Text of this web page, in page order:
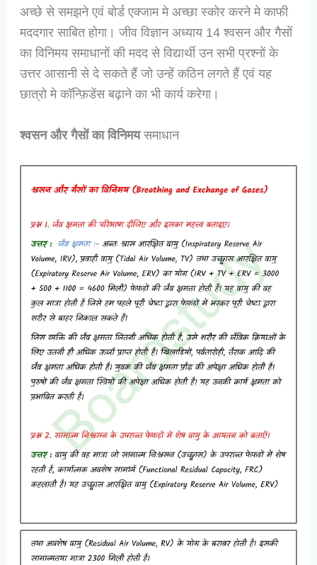
अच्छे से समझने एवं बोर्ड एक्जाम मे अच्छा स्कोर करने मे काफी
मददगार साबित होगा। जीव विज्ञान अध्याय 14 श्वसन और गैसों
का विनिमय समाधानों की मदद से विद्यार्थी उन सभी प्रश्नों के
उत्तर आसानी से दे सकते हैं जो उन्हें कठिन लगते हैं एवं यह
छात्रो मे कॉन्फ़िडेंस बढ़ाने का भी कार्य करेगा।
श्वसन और गैसों का विनिमयसमाधान